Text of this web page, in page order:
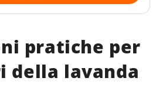
pratiche per
della lavanda